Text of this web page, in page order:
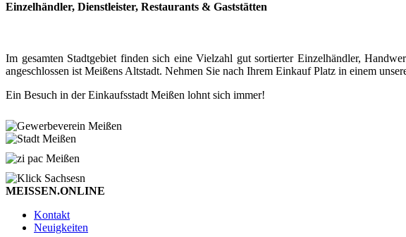
Einzelhändler, Dienstleister, Restaurants & Gaststätten
Im gesamten Stadtgebiet finden sich eine Vielzahl gut sortierter Einzelhändler,
angeschlossen ist Meißens Altstadt. Nehmen Sie nach Ihrem Einkauf Platz in einem
Ein Besuch in der Einkaufsstadt Meißen lohnt sich immer!
MEISSEN.ONLINE
Kontakt
Neuigkeiten